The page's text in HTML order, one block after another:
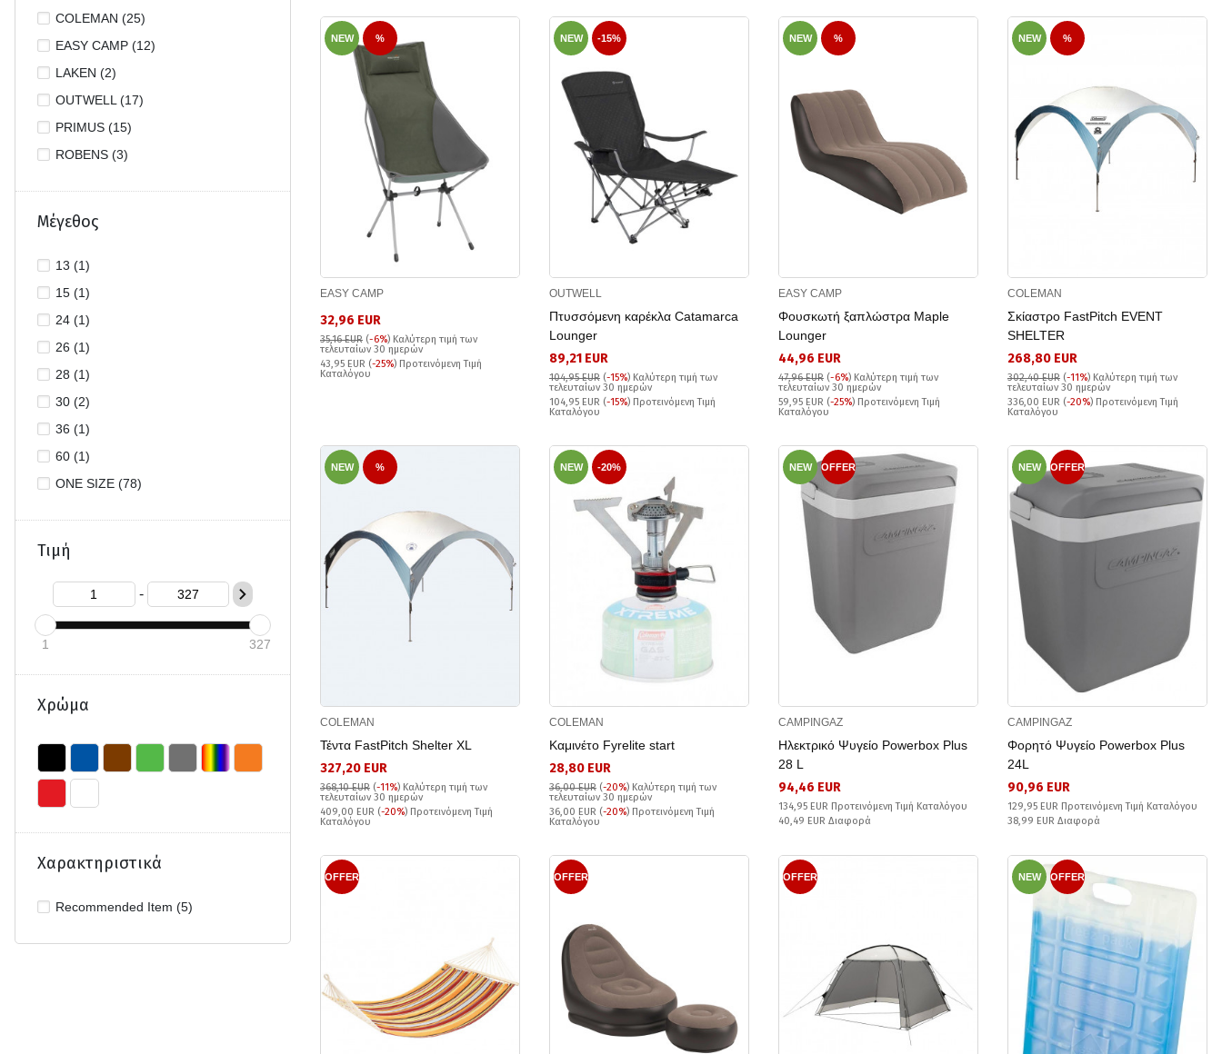
COLEMAN (25)
EASY CAMP (12)
LAKEN (2)
OUTWELL (17)
PRIMUS (15)
ROBENS (3)
Μέγεθος
13 (1)
15 (1)
24 (1)
26 (1)
28 (1)
30 (2)
36 (1)
60 (1)
ONE SIZE (78)
Τιμή
-
1 327
Χρώμα
Χαρακτηριστικά
Recommended Item (5)
NEW %
EASY CAMP
32,96 EUR
35,16 EUR (-6%) Καλύτερη τιμή των
τελευταίων 30 ημερών
43,95 EUR (-25%) Προτεινόμενη Τιμή
Καταλόγου
NEW -15%
OUTWELL
Πτυσσόμενη καρέκλα Catamarca
Lounger
89,21 EUR
104,95 EUR (-15%) Καλύτερη τιμή των
τελευταίων 30 ημερών
104,95 EUR (-15%) Προτεινόμενη Τιμή
Καταλόγου
NEW %
EASY CAMP
Φουσκωτή ξαπλώστρα Maple
Lounger
44,96 EUR
47,96 EUR (-6%) Καλύτερη τιμή των
τελευταίων 30 ημερών
59,95 EUR (-25%) Προτεινόμενη Τιμή
Καταλόγου
NEW %
COLEMAN
Σκίαστρο FastPitch EVENT
SHELTER
268,80 EUR
302,40 EUR (-11%) Καλύτερη τιμή των
τελευταίων 30 ημερών
336,00 EUR (-20%) Προτεινόμενη Τιμή
Καταλόγου
NEW %
COLEMAN
Τέντα FastPitch Shelter XL
327,20 EUR
368,10 EUR (-11%) Καλύτερη τιμή των
τελευταίων 30 ημερών
409,00 EUR (-20%) Προτεινόμενη Τιμή
Καταλόγου
NEW -20%
COLEMAN
Καμινέτο Fyrelite start
28,80 EUR
36,00 EUR (-20%) Καλύτερη τιμή των
τελευταίων 30 ημερών
36,00 EUR (-20%) Προτεινόμενη Τιμή
Καταλόγου
NEW OFFER
CAMPINGAZ
Ηλεκτρικό Ψυγείο Powerbox Plus
28 L
94,46 EUR
134,95 EUR Προτεινόμενη Τιμή Καταλόγου
40,49 EUR Διαφορά
NEW OFFER
CAMPINGAZ
Φορητό Ψυγείο Powerbox Plus
24L
90,96 EUR
129,95 EUR Προτεινόμενη Τιμή Καταλόγου
38,99 EUR Διαφορά
OFFER OFFER OFFER NEW OFFER